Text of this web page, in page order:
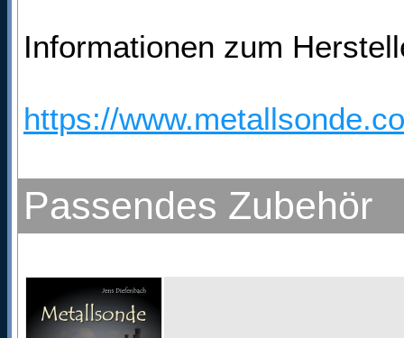
Informationen zum
https://
Passendes Zubehör